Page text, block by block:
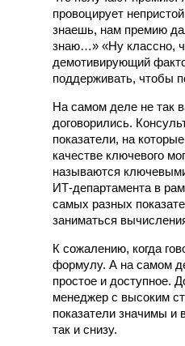
провоцирует
знаешь, нам премию
знаю…» «Ну классно,
демотивирующий
поддерживать, чтобы
На самом деле не так
договорились.
показатели, на
качестве ключевого
называются
ИТ-департамента в
самых разных
заниматься
К сожалению, когда
формулу. А на самом
простое и доступное.
менеджер с высоким
показатели значимы и
так и снизу.